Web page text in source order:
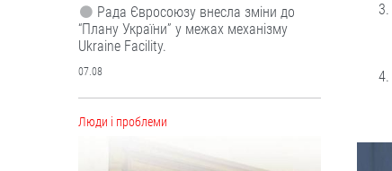
Рада Євросоюзу внесла зміни до
“Плану України” у межах механізму
Ukraine Facility.
07.08
Люди і проблеми